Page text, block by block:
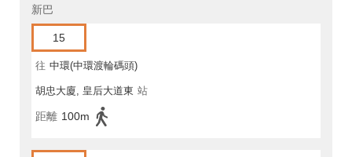
新巴
15
往 中環(中環渡輪碼頭)
胡忠大廈, 皇后大道東 站
距離 100m